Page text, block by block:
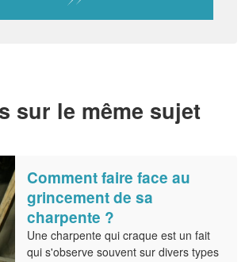
sur le même sujet
Comment faire face au
grincement de sa
charpente ?
Une charpente qui craque est un fait
qui s'observe souvent sur divers types